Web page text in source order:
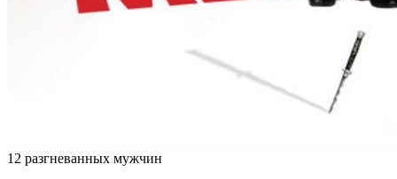
12 разгневанных мужчин